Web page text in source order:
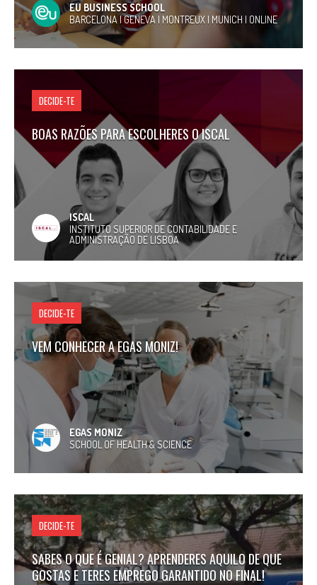
EU BUSINESS SCHOOL
BARCELONA | GENEVA | MONTREUX | MUNICH | ONLINE
DECIDE-TE
BOAS RAZÕES PARA ESCOLHERES O ISCAL
ISCAL
INSTITUTO SUPERIOR DE CONTABILIDADE E
ADMINISTRAÇÃO DE LISBOA
DECIDE-TE
VEM CONHECER A EGAS MONIZ!
EGAS MONIZ
SCHOOL OF HEALTH & SCIENCE
DECIDE-TE
SABES O QUE É GENIAL? APRENDERES AQUILO DE QUE
GOSTAS E TERES EMPREGO GARANTIDO NO FINAL!